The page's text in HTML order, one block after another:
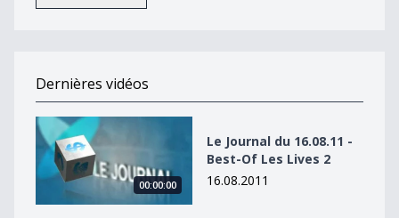
Dernières vidéos
Le Journal du 16.08.11 - Best-Of Les Lives 2
00:00:00
Le Journal du 16.08.11 -
Best-Of Les Lives 2
16.08.2011